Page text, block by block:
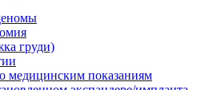
груди)
медицинским показаниям